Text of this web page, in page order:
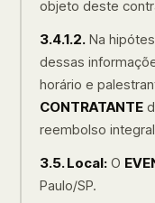
objeto deste
3.4.1.2. Na
dessas
horário e
CONTRATANTE
reembolso
3.5. Local: O
Paulo/SP.